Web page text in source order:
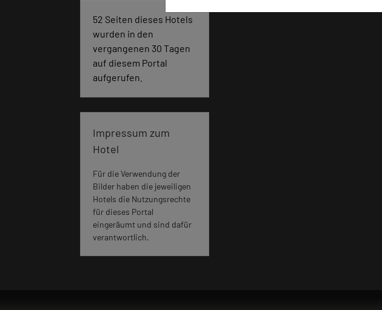
52 Seiten dieses Hotels
wurden in den
vergangenen 30 Tagen
auf diesem Portal
aufgerufen.
Impressum zum
Hotel
Für die Verwendung der
Bilder haben die jeweiligen
Hotels die Nutzungsrechte
für dieses Portal
eingeräumt und sind dafür
verantwortlich.